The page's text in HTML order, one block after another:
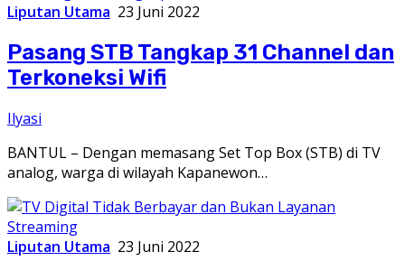
Liputan Utama 23 Juni 2022
Pasang STB Tangkap 31 Channel dan
Terkoneksi Wifi
Ilyasi
BANTUL – Dengan memasang Set Top Box (STB) di TV
analog, warga di wilayah Kapanewon…
Liputan Utama 23 Juni 2022